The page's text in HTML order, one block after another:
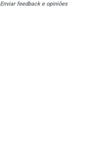
Enviar feedback e opiniões